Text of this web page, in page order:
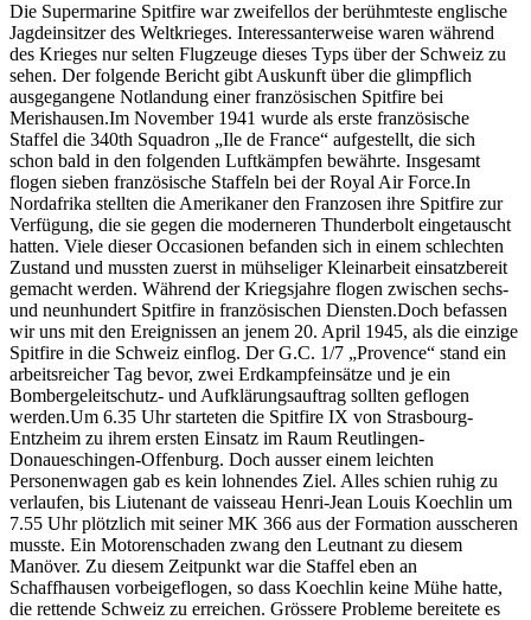
Die Supermarine Spitfire war zweifellos der berühmteste englische
Jagdeinsitzer des Weltkrieges. Interessanterweise waren während
des Krieges nur selten Flugzeuge dieses Typs über der Schweiz zu
sehen. Der folgende Bericht gibt Auskunft über die glimpflich
ausgegangene Notlandung einer französischen Spitfire bei
Merishausen.Im November 1941 wurde als erste französische
Staffel die 340th Squadron „Ile de France“ aufgestellt, die sich
schon bald in den folgenden Luftkämpfen bewährte. Insgesamt
flogen sieben französische Staffeln bei der Royal Air Force.In
Nordafrika stellten die Amerikaner den Franzosen ihre Spitfire zur
Verfügung, die sie gegen die moderneren Thunderbolt eingetauscht
hatten. Viele dieser Occasionen befanden sich in einem schlechten
Zustand und mussten zuerst in mühseliger Kleinarbeit einsatzbereit
gemacht werden. Während der Kriegsjahre flogen zwischen sechs-
und neunhundert Spitfire in französischen Diensten.Doch befassen
wir uns mit den Ereignissen an jenem 20. April 1945, als die einzige
Spitfire in die Schweiz einflog. Der G.C. 1/7 „Provence“ stand ein
arbeitsreicher Tag bevor, zwei Erdkampfeinsätze und je ein
Bombergeleitschutz- und Aufklärungsauftrag sollten geflogen
werden.Um 6.35 Uhr starteten die Spitfire IX von Strasbourg-
Entzheim zu ihrem ersten Einsatz im Raum Reutlingen-
Donaueschingen-Offenburg. Doch ausser einem leichten
Personenwagen gab es kein lohnendes Ziel. Alles schien ruhig zu
verlaufen, bis Liutenant de vaisseau Henri-Jean Louis Koechlin um
7.55 Uhr plötzlich mit seiner MK 366 aus der Formation ausscheren
musste. Ein Motorenschaden zwang den Leutnant zu diesem
Manöver. Zu diesem Zeitpunkt war die Staffel eben an
Schaffhausen vorbeigeflogen, so dass Koechlin keine Mühe hatte,
die rettende Schweiz zu erreichen. Grössere Probleme bereitete es